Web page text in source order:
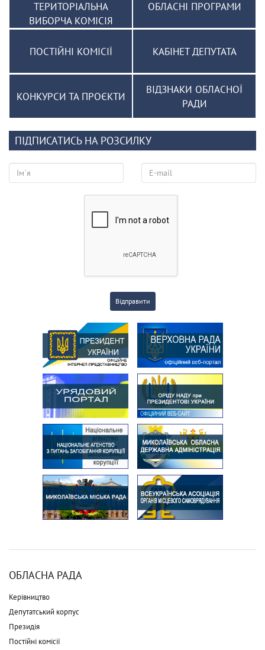
ТЕРИТОРІАЛЬНА
ВИБОРЧА КОМІСІЯ
ОБЛАСНІ ПРОГРАМИ
ПОСТІЙНІ КОМІСІЇ КАБІНЕТ ДЕПУТАТА
КОНКУРСИ ТА ПРОЄКТИ
ВІДЗНАКИ ОБЛАСНОЇ
РАДИ
ПІДПИСАТИСЬ НА РОЗСИЛКУ
Відправити
ОБЛАСНА РАДА
Керівництво
Депутатський корпус
Президія
Постійні комісії